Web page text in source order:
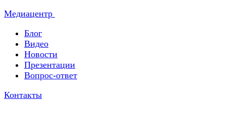
Медиацентр
Блог
Видео
Новости
Презентации
Вопрос-ответ
Контакты